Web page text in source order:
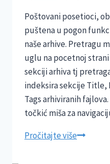
Poštovani posetioci,
puštena u pogon
naše arhive. Pretragu
uglu na pocetnoj
sekciji arhiva tj
indeksira sekcije Title,
Tags arhiviranih
točkić miša za
Pročitajte više